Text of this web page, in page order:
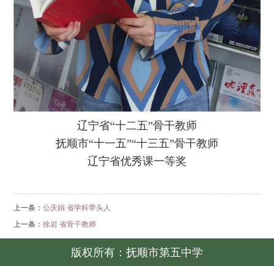
辽宁省“十二五”骨干教师
抚顺市“十一五”“十三五”骨干教师
辽宁省优秀课一等奖
上一条：公庆娟 省学科带头人
上一条：徐岩 省骨干教师
版权所有：抚顺市第五中学